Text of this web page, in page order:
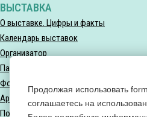
ВЫСТАВКА
О выставке. Цифры и факты
Календарь выставок
Организатор
Партнеры выставки
Фотогалерея
Архив мероприятий
Политика конфиденциальности
Продолжая использовать
соглашаетесь на